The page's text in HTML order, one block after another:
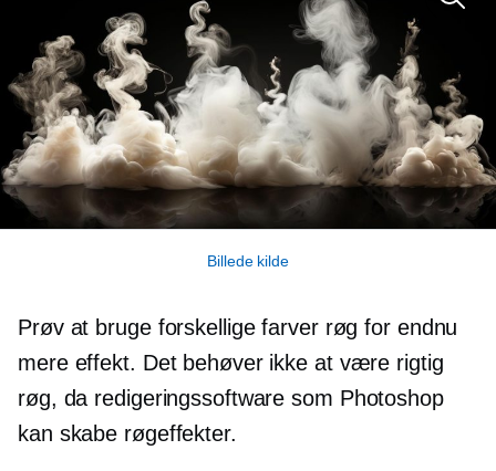
Billede kilde
Prøv at bruge forskellige farver røg for endnu
mere effekt. Det behøver ikke at være rigtig
røg, da redigeringssoftware som Photoshop
kan skabe røgeffekter.